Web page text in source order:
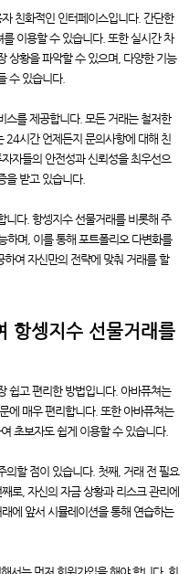
친화적인 인터페이스입니다. 간단한
이용할 수 있습니다. 또한 실시간 차
상황을 파악할 수 있으며, 다양한 기능
수 있습니다.
스를 제공합니다. 모든 거래는 철저한
24시간 언제든지 문의사항에 대해 친
자들의 안전성과 신뢰성을 최우선으
을 받고 있습니다.
니다. 항셍지수 선물거래를 비롯해 주
하며, 이를 통해 포트폴리오 다변화를
여 자신만의 전략에 맞춰 거래를 할
항셍지수 선물거래를
쉽고 편리한 방법입니다. 아바퓨쳐는
에 매우 편리합니다. 또한 아바퓨쳐는
초보자도 쉽게 이용할 수 있습니다.
의할 점이 있습니다. 첫째, 거래 전 필요
로, 자신의 자금 상황과 리스크 관리에
에 앞서 시뮬레이션을 통해 연습하는